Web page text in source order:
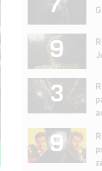
9
3
9